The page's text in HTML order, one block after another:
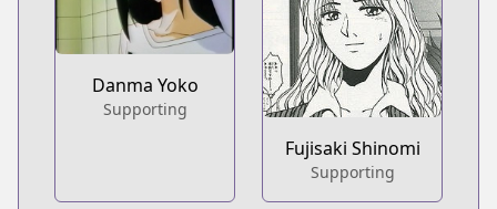
Danma Yoko
Supporting
Fujisaki Shinomi
Supporting